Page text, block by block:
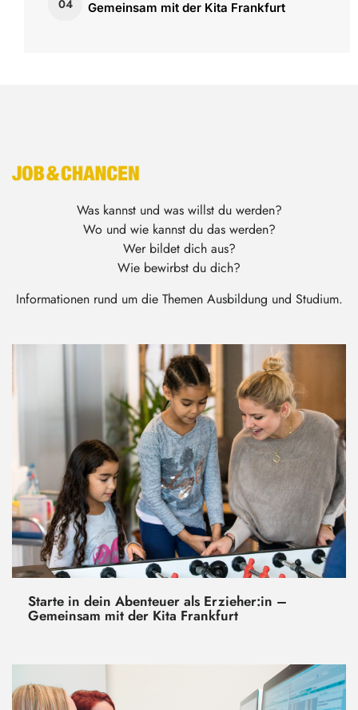
04
Gemeinsam mit der Kita Frankfurt
Was kannst und was willst du werden?
Wo und wie kannst du das werden?
Wer bildet dich aus?
Wie bewirbst du dich?
Informationen rund um die Themen Ausbildung und Studium.
Starte in dein Abenteuer als Erzieher:in –
Gemeinsam mit der Kita Frankfurt